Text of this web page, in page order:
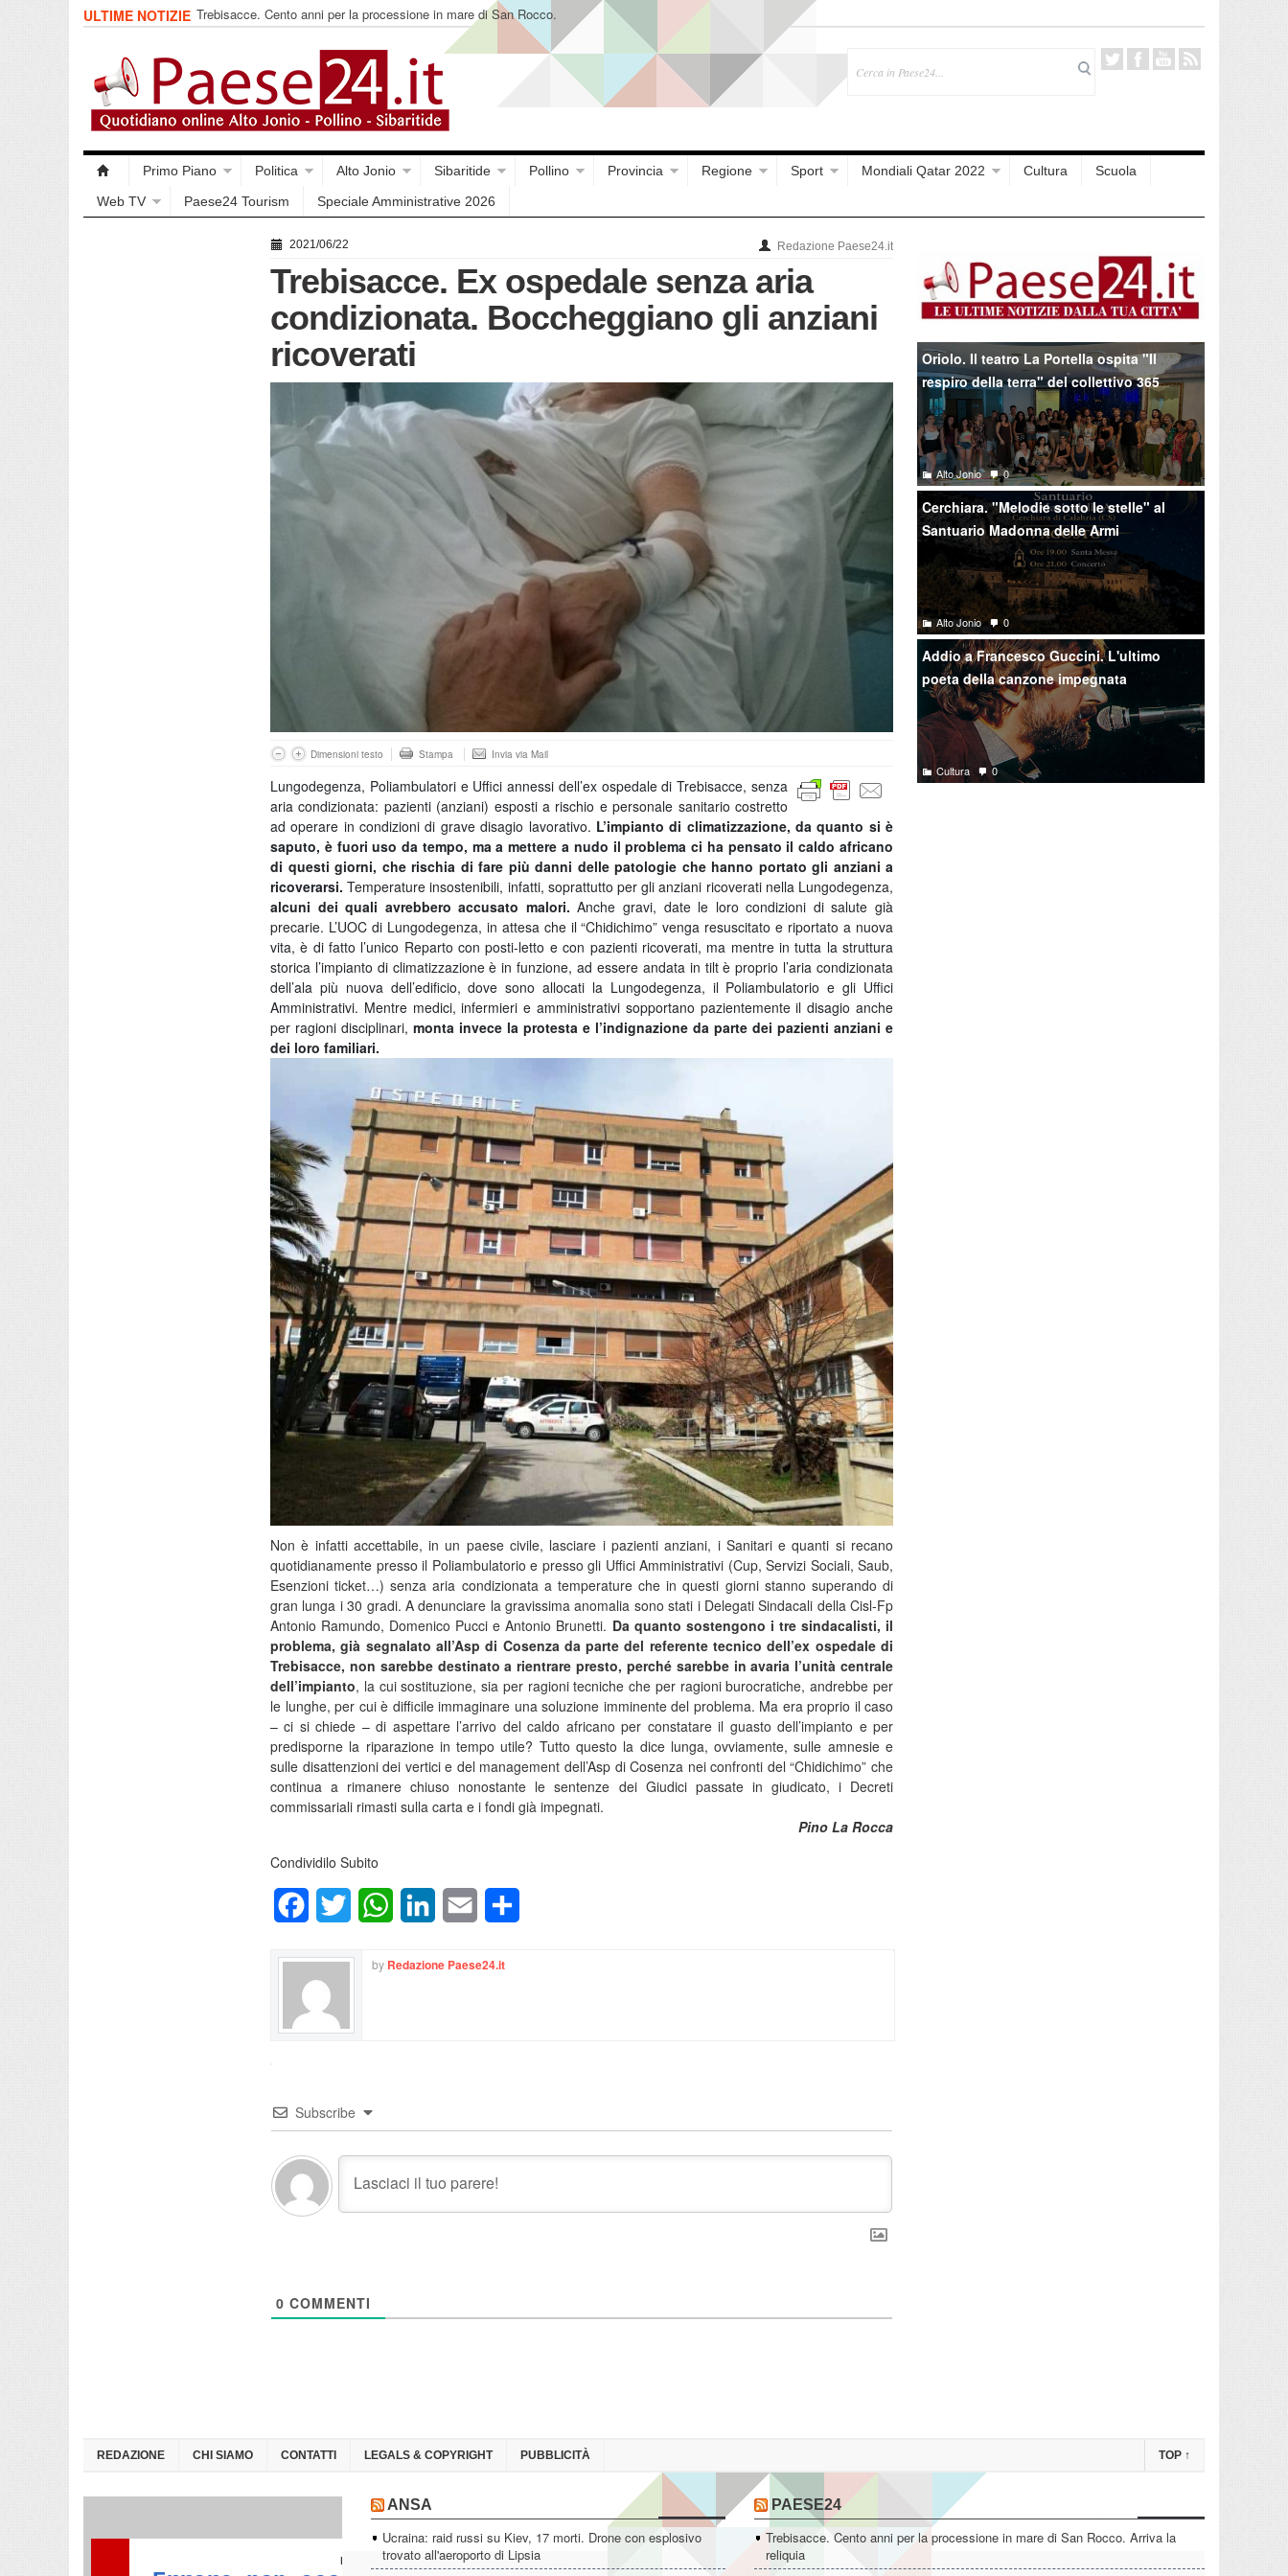
ULTIME NOTIZIE Trebisacce. Chiude l’Emporio Solidale
Primo Piano Politica Alto Jonio Sibaritide Pollino Provincia Regione Sport Mondiali Qatar 2022 Cultura
Scuola
Web TV
Paese24 Tourism Speciale Amministrative 2026
2021/06/22 Redazione Paese24.it
Trebisacce. Ex ospedale senza aria
condizionata. Boccheggiano gli anziani
ricoverati
Dimensioni testo Stampa Invia via Mail
Lungodegenza, Poliambulatori e Uffici annessi dell’ex ospedale di Trebisacce, senza
aria condizionata: pazienti (anziani) esposti a rischio e personale sanitario costretto
ad operare in condizioni di grave disagio lavorativo. L’impianto di climatizzazione, da quanto si è
saputo, è fuori uso da tempo, ma a mettere a nudo il problema ci ha pensato il caldo africano
di questi giorni, che rischia di fare più danni delle patologie che hanno portato gli anziani a
ricoverarsi. Temperature insostenibili, infatti, soprattutto per gli anziani ricoverati nella Lungodegenza,
alcuni dei quali avrebbero accusato malori. Anche gravi, date le loro condizioni di salute già
precarie. L’UOC di Lungodegenza, in attesa che il “Chidichimo” venga resuscitato e riportato a nuova
vita, è di fatto l’unico Reparto con posti-letto e con pazienti ricoverati, ma mentre in tutta la struttura
storica l’impianto di climatizzazione è in funzione, ad essere andata in tilt è proprio l’aria condizionata
dell’ala più nuova dell’edificio, dove sono allocati la Lungodegenza, il Poliambulatorio e gli Uffici
Amministrativi. Mentre medici, infermieri e amministrativi sopportano pazientemente il disagio anche
per ragioni disciplinari, monta invece la protesta e l’indignazione da parte dei pazienti anziani e
dei loro familiari.
Non è infatti accettabile, in un paese civile, lasciare i pazienti anziani, i Sanitari e quanti si recano
quotidianamente presso il Poliambulatorio e presso gli Uffici Amministrativi (Cup, Servizi Sociali, Saub,
Esenzioni ticket…) senza aria condizionata a temperature che in questi giorni stanno superando di
gran lunga i 30 gradi. A denunciare la gravissima anomalia sono stati i Delegati Sindacali della Cisl-Fp
Antonio Ramundo, Domenico Pucci e Antonio Brunetti. Da quanto sostengono i tre sindacalisti, il
problema, già segnalato all’Asp di Cosenza da parte del referente tecnico dell’ex ospedale di
Trebisacce, non sarebbe destinato a rientrare presto, perché sarebbe in avaria l’unità centrale
dell’impianto, la cui sostituzione, sia per ragioni tecniche che per ragioni burocratiche, andrebbe per
le lunghe, per cui è difficile immaginare una soluzione imminente del problema. Ma era proprio il caso
– ci si chiede – di aspettare l’arrivo del caldo africano per constatare il guasto dell’impianto e per
predisporne la riparazione in tempo utile? Tutto questo la dice lunga, ovviamente, sulle amnesie e
sulle disattenzioni dei vertici e del management dell’Asp di Cosenza nei confronti del “Chidichimo” che
continua a rimanere chiuso nonostante le sentenze dei Giudici passate in giudicato, i Decreti
commissariali rimasti sulla carta e i fondi già impegnati.
Pino La Rocca
Condividilo Subito
FacebookTwitter WhatsAppLinkedInEmail
by Redazione Paese24.it
Subscribe
0 COMMENTI
Oriolo. Il teatro La Portella ospita "Il
respiro della terra" del collettivo 365
Alto Jonio 0
Cerchiara. "Melodie sotto le stelle" al
Santuario Madonna delle Armi
Alto Jonio 0
Addio a Francesco Guccini. L'ultimo
poeta della canzone impegnata
Cultura 0
REDAZIONE CHI SIAMO CONTATTI LEGALS & COPYRIGHT PUBBLICITÀ TOP ↑
ANSA
Ucraina: raid russi su Kiev, 17 morti. Drone con esplosivo
trovato all'aeroporto di Lipsia
PAESE24
Trebisacce. Cento anni per la processione in mare di San Rocco. Arriva la
reliquia